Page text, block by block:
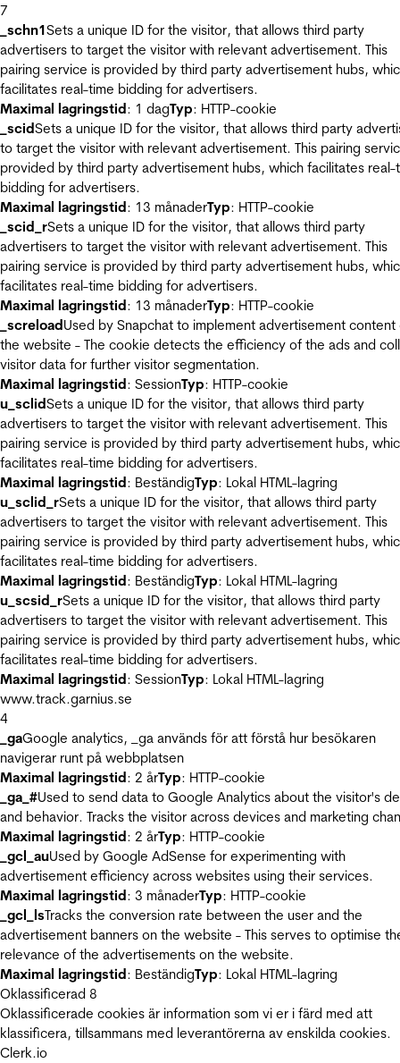
7
_schn1Sets a unique ID for the visitor, that allows third party
advertisers to target the visitor with relevant advertisement. This
pairing service is provided by third party advertisement hubs,
facilitates real-time bidding for advertisers.
Maximal lagringstid: 1 dagTyp: HTTP-cookie
_scidSets a unique ID for the visitor, that allows third party
to target the visitor with relevant advertisement. This pairing
provided by third party advertisement hubs, which facilitates real-
bidding for advertisers.
Maximal lagringstid: 13 månaderTyp: HTTP-cookie
_scid_rSets a unique ID for the visitor, that allows third party
advertisers to target the visitor with relevant advertisement. This
pairing service is provided by third party advertisement hubs,
facilitates real-time bidding for advertisers.
Maximal lagringstid: 13 månaderTyp: HTTP-cookie
_screloadUsed by Snapchat to implement advertisement content
the website - The cookie detects the efficiency of the ads and
visitor data for further visitor segmentation.
Maximal lagringstid: SessionTyp: HTTP-cookie
u_sclidSets a unique ID for the visitor, that allows third party
advertisers to target the visitor with relevant advertisement. This
pairing service is provided by third party advertisement hubs,
facilitates real-time bidding for advertisers.
Maximal lagringstid: BeständigTyp: Lokal HTML-lagring
u_sclid_rSets a unique ID for the visitor, that allows third party
advertisers to target the visitor with relevant advertisement. This
pairing service is provided by third party advertisement hubs,
facilitates real-time bidding for advertisers.
Maximal lagringstid: BeständigTyp: Lokal HTML-lagring
u_scsid_rSets a unique ID for the visitor, that allows third party
advertisers to target the visitor with relevant advertisement. This
pairing service is provided by third party advertisement hubs,
facilitates real-time bidding for advertisers.
Maximal lagringstid: SessionTyp: Lokal HTML-lagring
www.track.garnius.se
4
_gaGoogle analytics, _ga används för att förstå hur besökaren
navigerar runt på webbplatsen
Maximal lagringstid: 2 årTyp: HTTP-cookie
_ga_#Used to send data to Google Analytics about the visitor's
and behavior. Tracks the visitor across devices and marketing
Maximal lagringstid: 2 årTyp: HTTP-cookie
_gcl_auUsed by Google AdSense for experimenting with
advertisement efficiency across websites using their services.
Maximal lagringstid: 3 månaderTyp: HTTP-cookie
_gcl_lsTracks the conversion rate between the user and the
advertisement banners on the website - This serves to optimise
relevance of the advertisements on the website.
Maximal lagringstid: BeständigTyp: Lokal HTML-lagring
Oklassificerad 8
Oklassificerade cookies är information som vi er i färd med att
klassificera, tillsammans med leverantörerna av enskilda cookies.
Clerk.io